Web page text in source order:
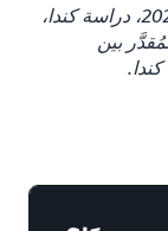
دراسة Global Web Index لعام 2024-2025، دراسة كندا،
المُقدَّر بين